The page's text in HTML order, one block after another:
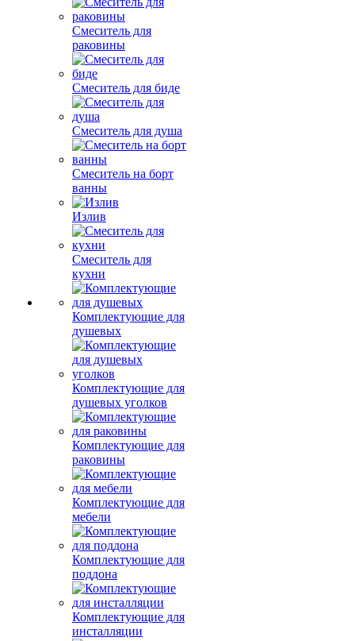
Смеситель для
раковины
Смеситель для биде
Смеситель для душа
Смеситель на борт
ванны
Излив
Смеситель для
кухни
Комплектующие для
душевых
Комплектующие для
душевых уголков
Комплектующие для
раковины
Комплектующие для
мебели
Комплектующие для
поддона
Комплектующие для
инсталляции